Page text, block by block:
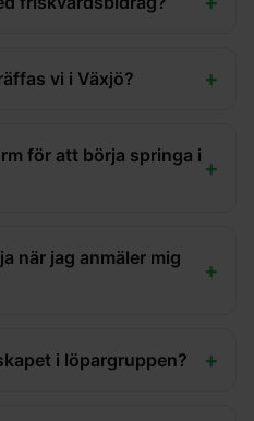
vi i Växjö? +
för att börja springa i +
när jag anmäler mig
+
i löpargruppen? +